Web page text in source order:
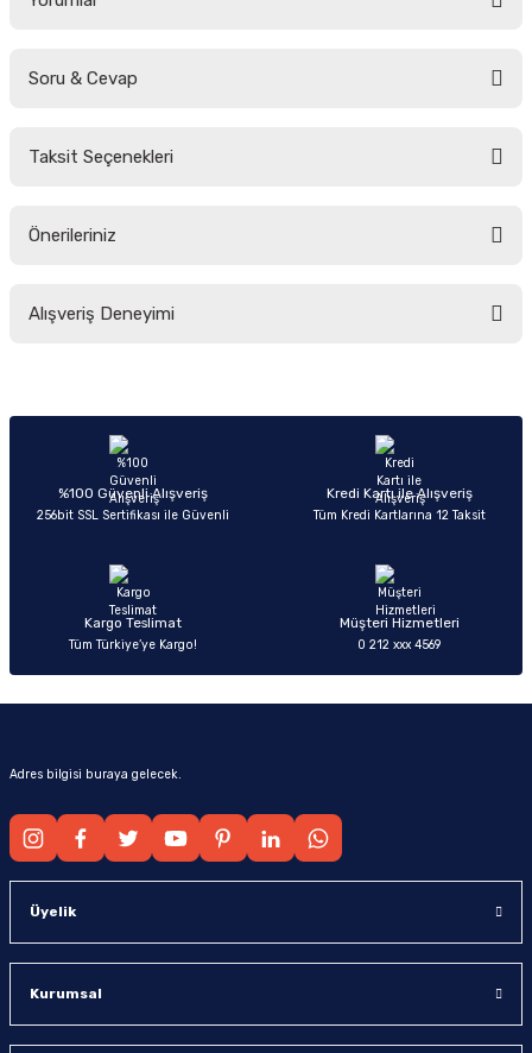
Soru & Cevap
Taksit Seçenekleri
Önerileriniz
yetersiz gördüğünüz noktaları öneri formunu kullanarak tarafımıza
Ürün açıklamasında eksik bilgiler bulunuyor.
Ürün bilgilerinde hatalar bulunuyor.
Ürün fiyatı diğer sitelerden daha pahalı.
Alışveriş Deneyimi
Sitemize ilk yorumu siz yapın!
%100 Güvenli Alışveriş
256bit SSL Sertifikası ile Güvenli
Kredi Kartı ile Alışveriş
Tüm Kredi Kartlarına 12 Taksit
Kargo Teslimat
Tüm Türkiye’ye Kargo!
Müşteri Hizmetleri
0 212 xxx 4569
Adres bilgisi buraya gelecek.
Üyelik
Kurumsal